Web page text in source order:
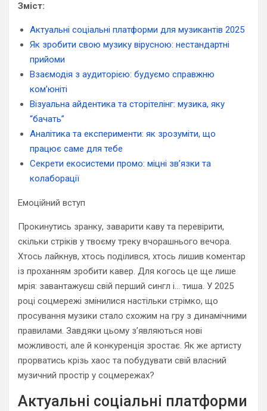
Зміст:
Актуальні соціальні платформи для музикантів 2025
Як зробити свою музику вірусною: нестандартні
прийоми
Взаємодія з аудиторією: будуємо справжню
ком’юніті
Візуальна айдентика та сторітелінг: музика, яку
“бачать”
Аналітика та експерименти: як зрозуміти, що
працює саме для тебе
Секрети екосистеми промо: міцні зв’язки та
колаборації
Емоційний вступ
Прокинутись зранку, заварити каву та перевірити,
скільки стріків у твоєму треку вчорашнього вечора.
Хтось лайкнув, хтось поділився, хтось лишив коментар
із проханням зробити кавер. Для когось це ще лише
мрія: завантажуєш свій перший сингл і… тиша. У 2025
році соцмережі змінилися настільки стрімко, що
просування музики стало схожим на гру з динамічними
правилами. Завдяки цьому з’являються нові
можливості, але й конкуренція зростає. Як же артисту
прорватись крізь хаос та побудувати свій власний
музичний простір у соцмережах?
Актуальні соціальні платформи